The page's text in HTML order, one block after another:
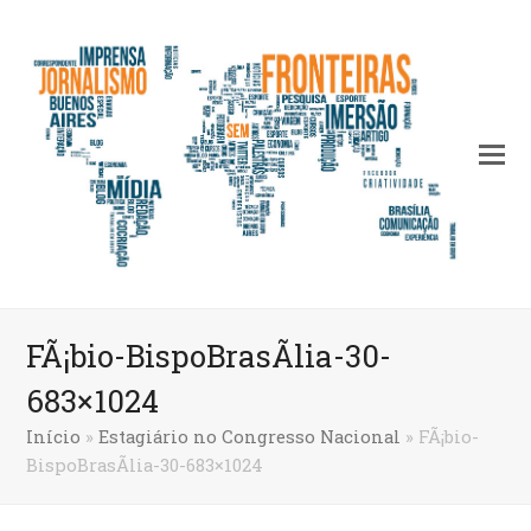
FÃ¡bio-BispoBrasÃ­lia-30-
683×1024
Início »Estagiário no Congresso Nacional » FÃ¡bio-
BispoBrasÃ­lia-30-683×1024